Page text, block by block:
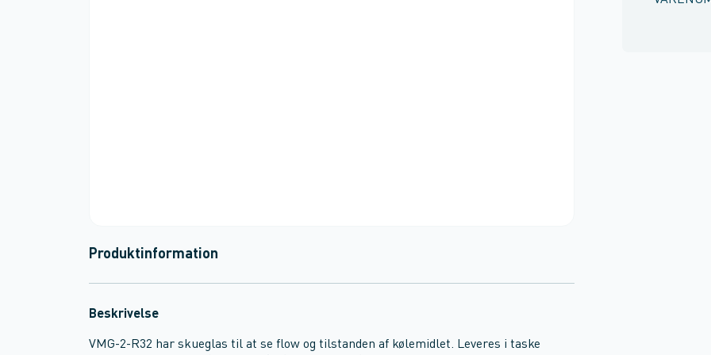
Produktinformation
Beskrivelse
VMG-2-R32 har skueglas til at se flow og tilstanden af kølemidlet. Leveres i taske